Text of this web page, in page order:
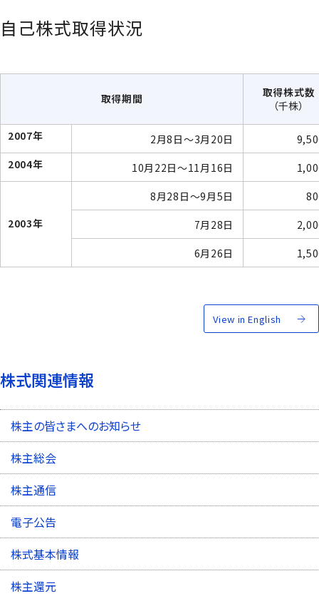
自己株式取得状況
取得期間
取得株式数
（千株）
2007年 2月8日〜3月20日
2004年
10月22日〜11月16日
2003年
8月28日〜9月5日
7月28日
6月26日
View in English
株式関連情報
株主の皆さまへのお知らせ
株主総会
株主通信
電子公告
株式基本情報
株主還元